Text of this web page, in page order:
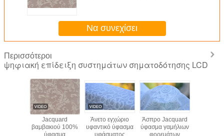
Να συνεχίσει
Περισσότεροι
ψηφιακή επίδειξη συστημάτων σηματοδότησης LCD
Jacquard
βαμβακιού 100%
ύφασμα
Άνετο εγχώριο
υφαντικό ύφασμα
υφάσματος
Άσπρο Jacquard
ύφασμα γαμήλιων
φορεμάτων